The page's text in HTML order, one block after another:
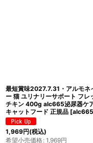
最短賞味2027.9・アルモネイ
猫 センシティブ ポールトリー
肉のご馳走 70g alc5295パウ
栄養食 胃腸ケア キャット正規
[alc5295]
407円(税込)